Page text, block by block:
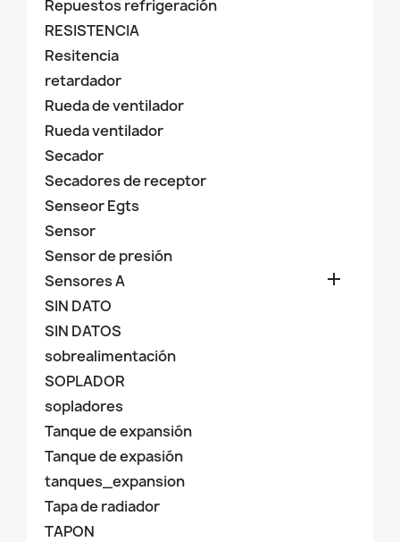
Repuestos refrigeración
RESISTENCIA
Resitencia
retardador
Rueda de ventilador
Rueda ventilador
Secador
Secadores de receptor
Senseor Egts
Sensor
Sensor de presión
Sensores A

SIN DATO
SIN DATOS
sobrealimentación
SOPLADOR
sopladores
Tanque de expansión
Tanque de expasión
tanques_expansion
Tapa de radiador
TAPON